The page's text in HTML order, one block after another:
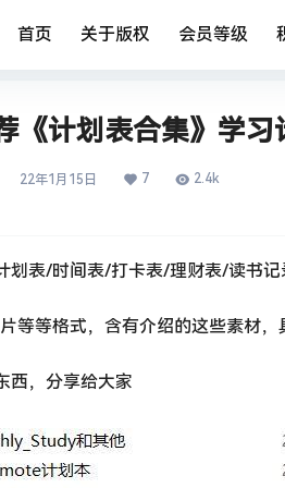
首页 关于版权 会员等级
《计划表合集》学
22年1月15日 7 2.4k
划表/时间表/打卡表/理财表/读书
等等格式，含有介绍的这些素材，
西，分享给大家